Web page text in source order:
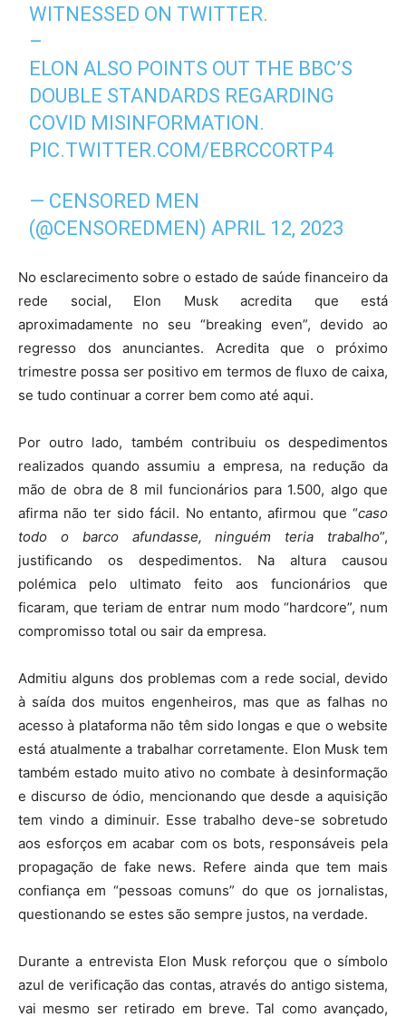
WITNESSED ON TWITTER.
–
ELON ALSO POINTS OUT THE BBC’S
DOUBLE STANDARDS REGARDING
COVID MISINFORMATION.
PIC.TWITTER.COM/EBRCCORTP4
— CENSORED MEN
(@CENSOREDMEN)APRIL 12, 2023
No esclarecimento sobre o estado de saúde financeiro da
rede social, Elon Musk acredita que está
aproximadamente no seu “breaking even”, devido ao
regresso dos anunciantes. Acredita que o próximo
trimestre possa ser positivo em termos de fluxo de caixa,
se tudo continuar a correr bem como até aqui.
Por outro lado, também contribuiu os despedimentos
realizados quando assumiu a empresa, na redução da
mão de obra de 8 mil funcionários para 1.500, algo que
afirma não ter sido fácil. No entanto, afirmou que “caso
todo o barco afundasse, ninguém teria trabalho”,
justificando os despedimentos. Na altura causou
polémica pelo ultimato feito aos funcionários que
ficaram, que teriam de entrar num modo “hardcore”, num
compromisso total ou sair da empresa.
Admitiu alguns dos problemas com a rede social, devido
à saída dos muitos engenheiros, mas que as falhas no
acesso à plataforma não têm sido longas e que o website
está atualmente a trabalhar corretamente. Elon Musk tem
também estado muito ativo no combate à desinformação
e discurso de ódio, mencionando que desde a aquisição
tem vindo a diminuir. Esse trabalho deve-se sobretudo
aos esforços em acabar com os bots, responsáveis pela
propagação de fake news. Refere ainda que tem mais
confiança em “pessoas comuns” do que os jornalistas,
questionando se estes são sempre justos, na verdade.
Durante a entrevista Elon Musk reforçou que o símbolo
azul de verificação das contas, através do antigo sistema,
vai mesmo ser retirado em breve. Tal como avançado,